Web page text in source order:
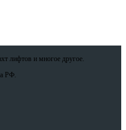
лифтов и многое другое.
РФ.